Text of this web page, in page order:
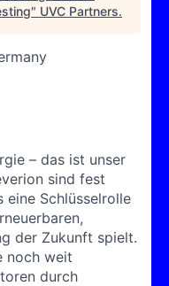
" UVC Partners.
– das ist unser
sind fest
eine Schlüsselrolle
der Zukunft spielt.
noch weit
durch